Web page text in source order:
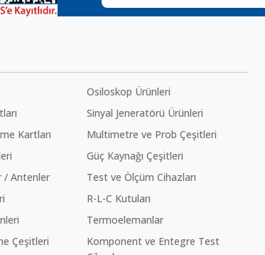
Kartları
/ Antenler
Çeşitleri
Osiloskop Ürünleri
Sinyal Jeneratörü Ürünleri
Multimetre ve Prob Çeşitleri
Güç Kaynağı Çeşitleri
Test ve Ölçüm Cihazları
R-L-C Kutuları
Termoelemanlar
Komponent ve Entegre Test